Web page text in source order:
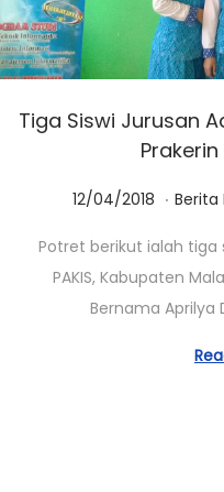
Tiga Siswi Jurusan
Prakerin
Posted on
12/04/2018 0
/
0
3
. Berita
Potret berikut ialah tiga
PAKIS, Kabupaten
Bernama Aprilya